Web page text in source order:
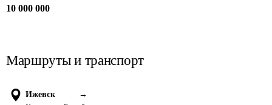
10 000 000
Маршруты и транспорт
Ижевск →